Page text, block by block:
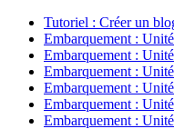
Tutoriel : Créer un
Embarquement :
Embarquement :
Embarquement :
Embarquement :
Embarquement :
Embarquement :